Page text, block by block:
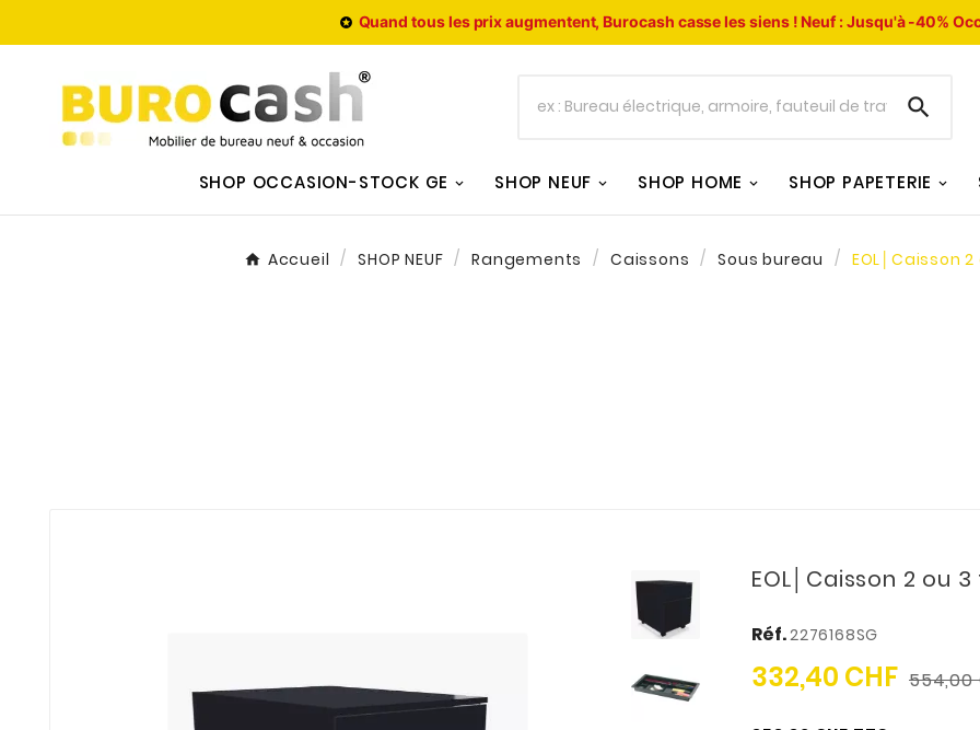
 Quand tous les prix augmentent, Burocash casse les siens !Neuf : Jusqu'à -40%

SHOP OCCASION-STOCK GE SHOP NEUF SHOP HOME SHOP PAPETERIE
Accueil SHOP NEUF Rangements Caissons Sous bureau EOL│Caisson
EOL│Caisson 2 ou
Réf.2276168SG
332,40 CHF 554,00